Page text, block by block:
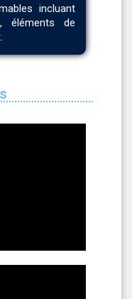
incluant
éléments de